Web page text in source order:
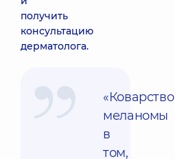
получить
консультацию
дерматолога.
«Коварство
меланомы
в
том,